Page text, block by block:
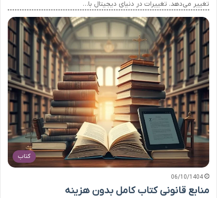
تغییر می‌دهد. تغییرات در دنیای دیجیتال با…
کتاب
06/10/1404
منابع قانونی کتاب کامل بدون هزینه